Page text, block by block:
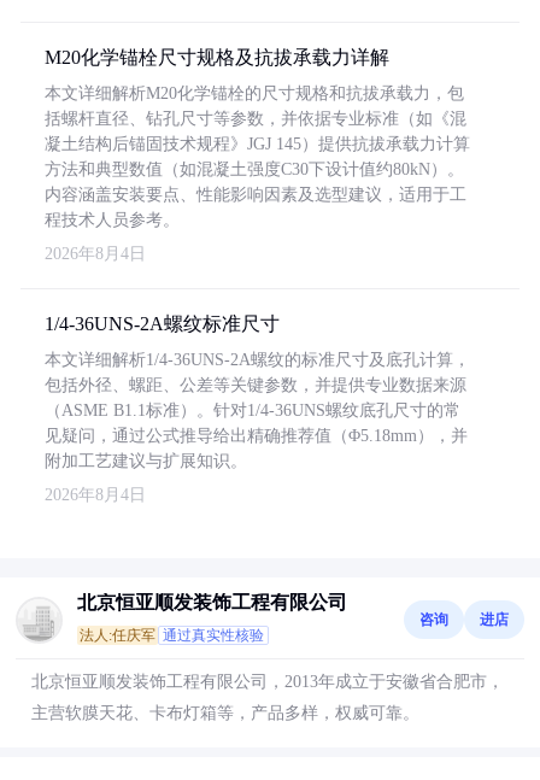
M20化学锚栓尺寸规格及抗拔承载力详解
本文详细解析M20化学锚栓的尺寸规格和抗拔承载力，包
括螺杆直径、钻孔尺寸等参数，并依据专业标准（如《混
凝土结构后锚固技术规程》JGJ 145）提供抗拔承载力计算
方法和典型数值（如混凝土强度C30下设计值约80kN）。
内容涵盖安装要点、性能影响因素及选型建议，适用于工
程技术人员参考。
2026年8月4日
1/4-36UNS-2A螺纹标准尺寸
本文详细解析1/4-36UNS-2A螺纹的标准尺寸及底孔计算，
包括外径、螺距、公差等关键参数，并提供专业数据来源
（ASME B1.1标准）。针对1/4-36UNS螺纹底孔尺寸的常
见疑问，通过公式推导给出精确推荐值（Φ5.18mm），并
附加工艺建议与扩展知识。
2026年8月4日
北京恒亚顺发装饰工程有限公司
法人:任庆军 通过真实性核验
咨询 进店
北京恒亚顺发装饰工程有限公司，2013年成立于安徽省合肥市，
主营软膜天花、卡布灯箱等，产品多样，权威可靠。